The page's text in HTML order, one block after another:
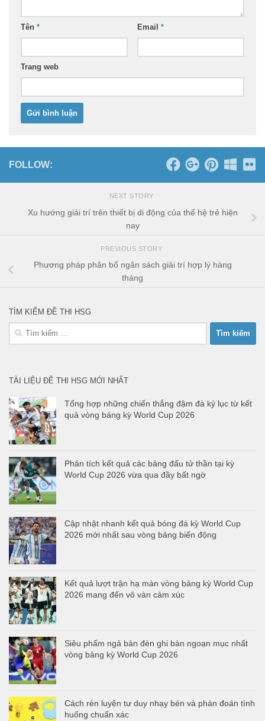
Tên * Email *
Trang web
FOLLOW:
NEXT STORY
Xu hướng giải trí trên thiết bị di động của thế hệ trẻ hiện
nay
PREVIOUS STORY
Phương pháp phân bổ ngân sách giải trí hợp lý hàng
tháng
TÌM KIẾM ĐỀ THI HSG
Tìm
TÀI LIỆU ĐỀ THI HSG MỚI NHẤT
Tổng hợp những chiến thắng đậm đà kỷ lục từ kết
quả vòng bảng kỳ World Cup 2026
Phân tích kết quả các bảng đấu tử thần tại kỳ
World Cup 2026 vừa qua đầy bất ngờ
Cập nhật nhanh kết quả bóng đá kỳ World Cup
2026 mới nhất sau vòng bảng biến động
Kết quả lượt trận hạ màn vòng bảng kỳ World Cup
2026 mang đến vô vàn cảm xúc
Siêu phẩm ngả bàn đèn ghi bàn ngoạn mục nhất
vòng bảng kỳ World Cup 2026
Cách rèn luyện tư duy nhạy bén và phán đoán tình
huống chuẩn xác